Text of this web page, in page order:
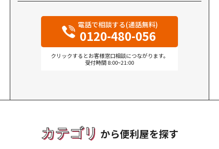
電話で相談する(通話無料)
0120-480-056
クリックするとお客様窓口相談につながります。
受付時間 8:00~21:00
カテゴリ から便利屋を探す